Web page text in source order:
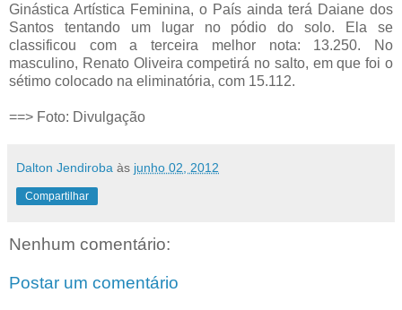
Ginástica Artística Feminina, o País ainda terá Daiane dos
Santos tentando um lugar no pódio do solo. Ela se
classificou com a terceira melhor nota: 13.250. No
masculino, Renato Oliveira competirá no salto, em que foi o
sétimo colocado na eliminatória, com 15.112.
==> Foto: Divulgação
Dalton Jendiroba às junho 02, 2012
Compartilhar
Nenhum comentário:
Postar um comentário